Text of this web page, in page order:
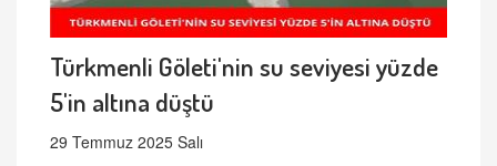
Türkmenli Göleti'nin su seviyesi yüzde
5'in altına düştü
29 Temmuz 2025 Salı